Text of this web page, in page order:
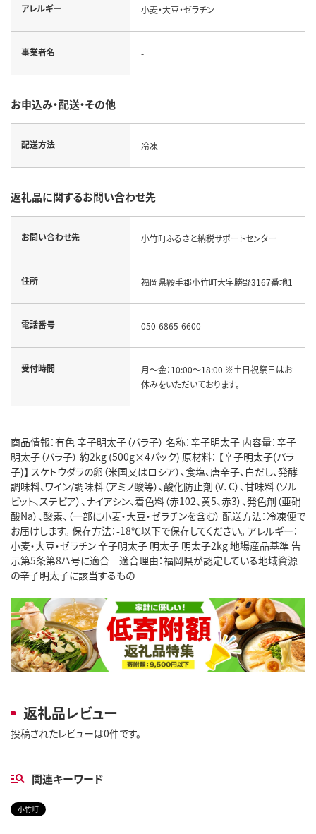
アレルギー 小麦・大豆・ゼラチン
事業者名 -
お申込み・配送・その他
配送方法 冷凍
返礼品に関するお問い合わせ先
お問い合わせ先 小竹町ふるさと納税サポートセンター
住所 福岡県鞍手郡小竹町大字勝野3167番地1
電話番号 050-6865-6600
受付時間
月～金：10:00～18:00 ※土日祝祭日はお
休みをいただいております。
商品情報：有色 辛子明太子（バラ子） 名称：辛子明太子 内容量：辛子
明太子（バラ子） 約2kg (500g×4パック) 原材料： 【辛子明太子(バラ
子)】 スケトウダラの卵（米国又はロシア）、食塩、唐辛子、白だし、発酵
調味料、ワイン/調味料（アミノ酸等）、酸化防止剤（V．C）、甘味料（ソル
ビット、ステビア）、ナイアシン、着色料（赤102、黄5、赤3）、発色剤（亜硝
酸Na）、酸素、（一部に小麦・大豆・ゼラチンを含む） 配送方法：冷凍便で
お届けします。 保存方法：-18℃以下で保存してください。 アレルギー：
小麦・大豆・ゼラチン 辛子明太子 明太子 明太子2kg 地場産品基準 告
示第5条第8ハ号に適合 適合理由：福岡県が認定している地域資源
の辛子明太子に該当するもの
返礼品レビュー
投稿されたレビューは0件です。
関連キーワード
小竹町